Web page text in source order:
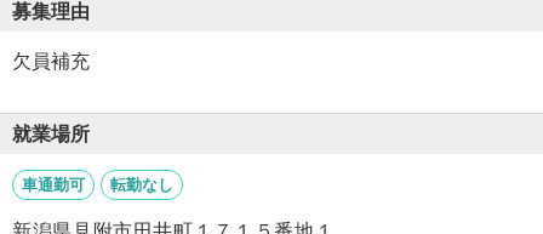
募集理由
欠員補充
就業場所
車通勤可 転勤なし